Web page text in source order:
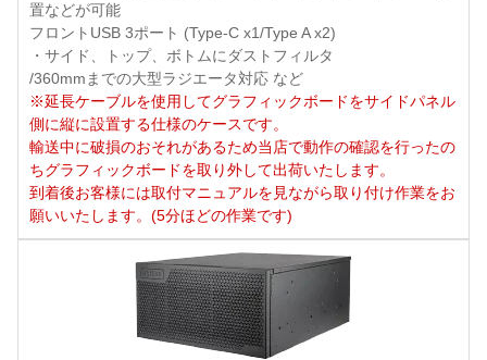
置などが可能
フロントUSB 3ポート (Type-C x1/Type A x2)
・サイド、トップ、ボトムにダストフィルタ
/360mmまでの大型ラジエータ対応 など
※延長ケーブルを使用してグラフィックボードをサイドパネル
側に縦に設置する仕様のケースです。
輸送中に破損のおそれがあるため当店で動作の確認を行ったの
ちグラフィックボードを取り外して出荷いたします。
到着後お客様には取付マニュアルを見ながら取り付け作業をお
願いいたします。(5分ほどの作業です)